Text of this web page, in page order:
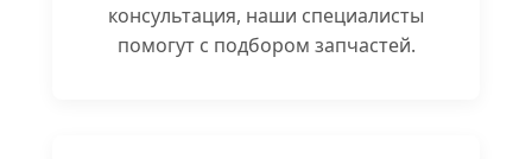
консультация, наши специалисты
помогут с подбором запчастей.